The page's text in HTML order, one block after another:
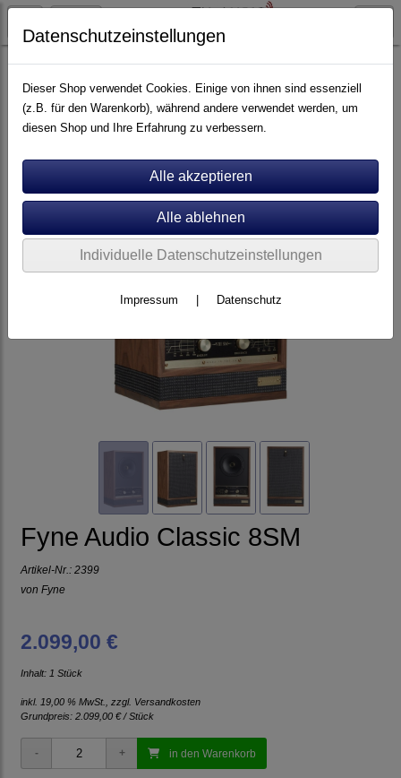
Artikel nach Marken F - O Fyne
Fyne Audio Classic 8SM
Artikel-Nr.: 2399
von Fyne
2.099,00 €
Inhalt: 1 Stück
inkl. 19,00 % MwSt., zzgl. Versandkosten
Grundpreis: 2.099,00 € / Stück
in den Warenkorb
Datenschutzeinstellungen
Dieser Shop verwendet Cookies. Einige von ihnen sind essenziell
(z.B. für den Warenkorb), während andere verwendet werden, um
diesen Shop und Ihre Erfahrung zu verbessern.
Individuelle Datenschutzeinstellungen
Impressum Datenschutz